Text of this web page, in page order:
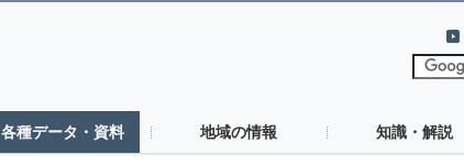
各種データ・資料 地域の情報 知識・解説